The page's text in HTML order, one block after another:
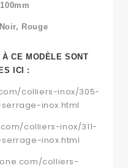
100mm
Rouge
CE MODÈLE SONT
ICI :
colliers-inox/305-
inox.html
colliers-inox/311-
inox.html
colliers-